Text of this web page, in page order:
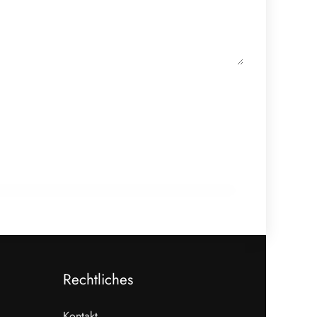
Rechtliches